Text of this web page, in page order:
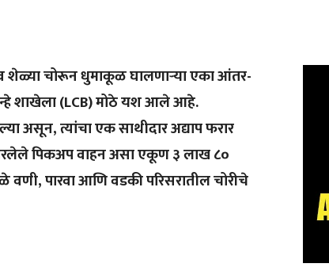
शेळ्या चोरून धुमाकूळ घालणाऱ्या एका आंतर-
शाखेला (LCB) मोठे यश आले आहे.
असून, त्यांचा एक साथीदार अद्याप फरार
पिकअप वाहन असा एकूण ३ लाख ८०
पारवा आणि वडकी परिसरातील चोरीचे